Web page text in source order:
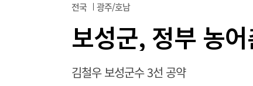
전국 광주/호남
보성군, 정부 농
김철우 보성군수 3선 공약